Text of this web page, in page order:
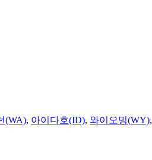
(WA), 아이다호(ID), 와이오밍(WY),